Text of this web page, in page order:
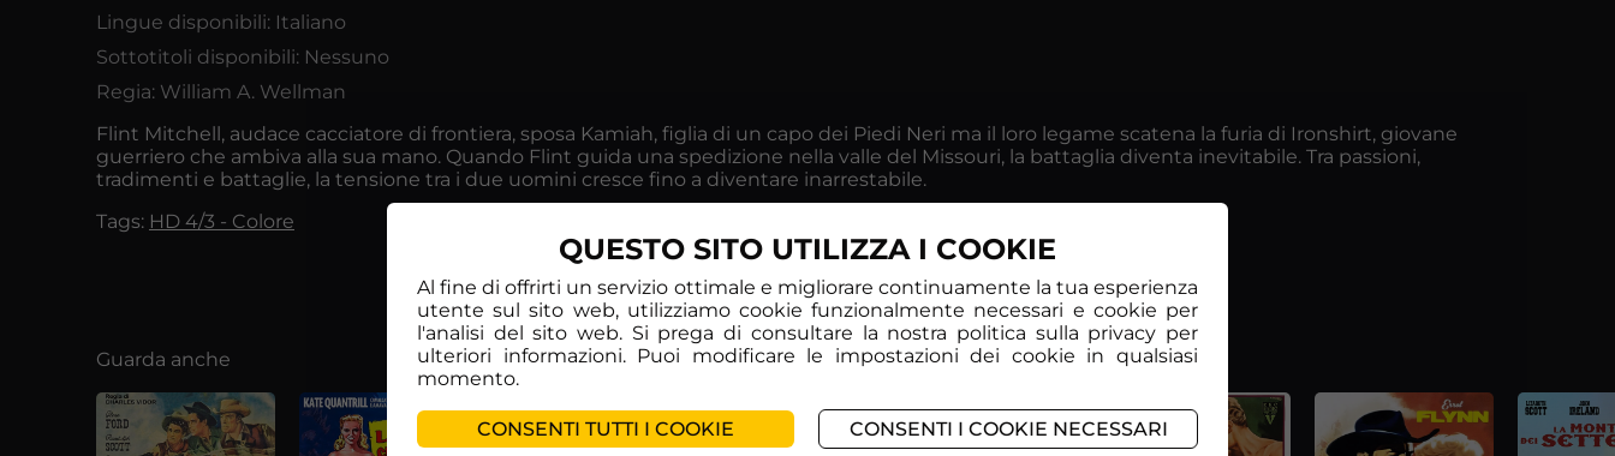
Lingue disponibili: Italiano
Sottotitoli disponibili: Nessuno
Regia: William A. Wellman
Flint Mitchell, audace cacciatore di frontiera, sposa Kamiah, figlia di un capo dei Piedi Neri ma il loro legame scatena la furia di Ironshirt, giovane
guerriero che ambiva alla sua mano. Quando Flint guida una spedizione nella valle del Missouri, la battaglia diventa inevitabile. Tra passioni,
tradimenti e battaglie, la tensione tra i due uomini cresce fino a diventare inarrestabile.
Tags: HD 4/3 - Colore
Guarda anche
QUESTO SITO UTILIZZA I COOKIE
Al fine di offrirti un servizio ottimale e migliorare continuamente la tua esperienza
utente sul sito web, utilizziamo cookie funzionalmente necessari e cookie per
l'analisi del sito web. Si prega di consultare la nostra politica sulla privacy per
ulteriori informazioni. Puoi modificare le impostazioni dei cookie in qualsiasi
momento.
CONSENTI TUTTI I COOKIE CONSENTI I COOKIE NECESSARI